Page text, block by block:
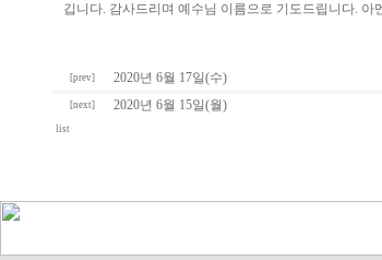
깁니다. 감사드리며 예수님 이름으로 기도드립니다. 아
[prev] 2020년 6월 17일(수)
[next] 2020년 6월 15일(월)
list